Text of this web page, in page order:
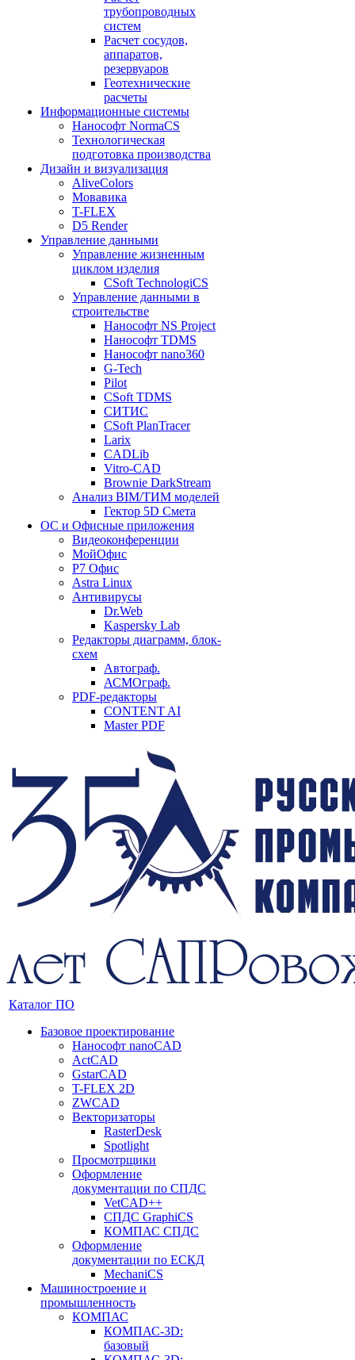
трубопроводных
систем
Расчет сосудов,
аппаратов,
резервуаров
Геотехнические
расчеты
Информационные системы
Нанософт NormaCS
Технологическая
подготовка производства
Дизайн и визуализация
AliveColors
Мовавика
T-FLEX
D5 Render
Управление данными
Управление жизненным
циклом изделия
CSoft TechnologiCS
Управление данными в
строительстве
Нанософт NS Project
Нанософт TDMS
Нанософт nano360
G-Tech
Pilot
CSoft TDMS
СИТИС
CSoft PlanTracer
Larix
CADLib
Vitro-CAD
Brownie DarkStream
Анализ BIM/ТИМ моделей
Гектор 5D Смета
ОС и Офисные приложения
Видеоконференции
МойОфис
P7 Офис
Astra Linux
Антивирусы
Dr.Web
Kaspersky Lab
Редакторы диаграмм, блок-
схем
Автограф.
АСМОграф.
PDF-редакторы
CONTENT AI
Master PDF
Каталог ПО
Базовое проектирование
Нанософт nanoCAD
ActCAD
GstarCAD
T-FLEX 2D
ZWCAD
Векторизаторы
RasterDesk
Spotlight
Просмотрщики
Оформление
документации по СПДС
VetCAD++
СПДС GraphiCS
КОМПАС СПДС
Оформление
документации по ЕСКД
MechaniCS
Машиностроение и
промышленность
КОМПАС
КОМПАС-3D:
базовый